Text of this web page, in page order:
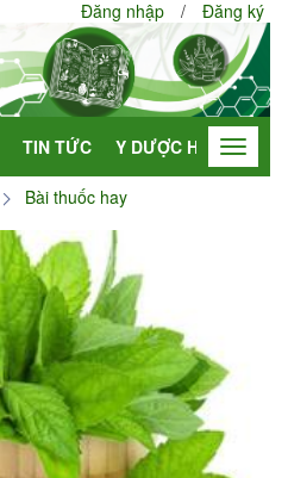
Đăng nhập / Đăng ký
TIN TỨC Y DƯỢC HỌC Toggle
Bài thuốc hay